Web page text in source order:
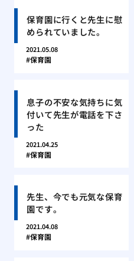
保育園に行くと先生に慰
められていました。
2021.05.08
保育園
息子の不安な気持ちに気
付いて先生が電話を下さ
った
2021.04.25
保育園
先生、今でも元気な保育
園です。
2021.04.08
保育園